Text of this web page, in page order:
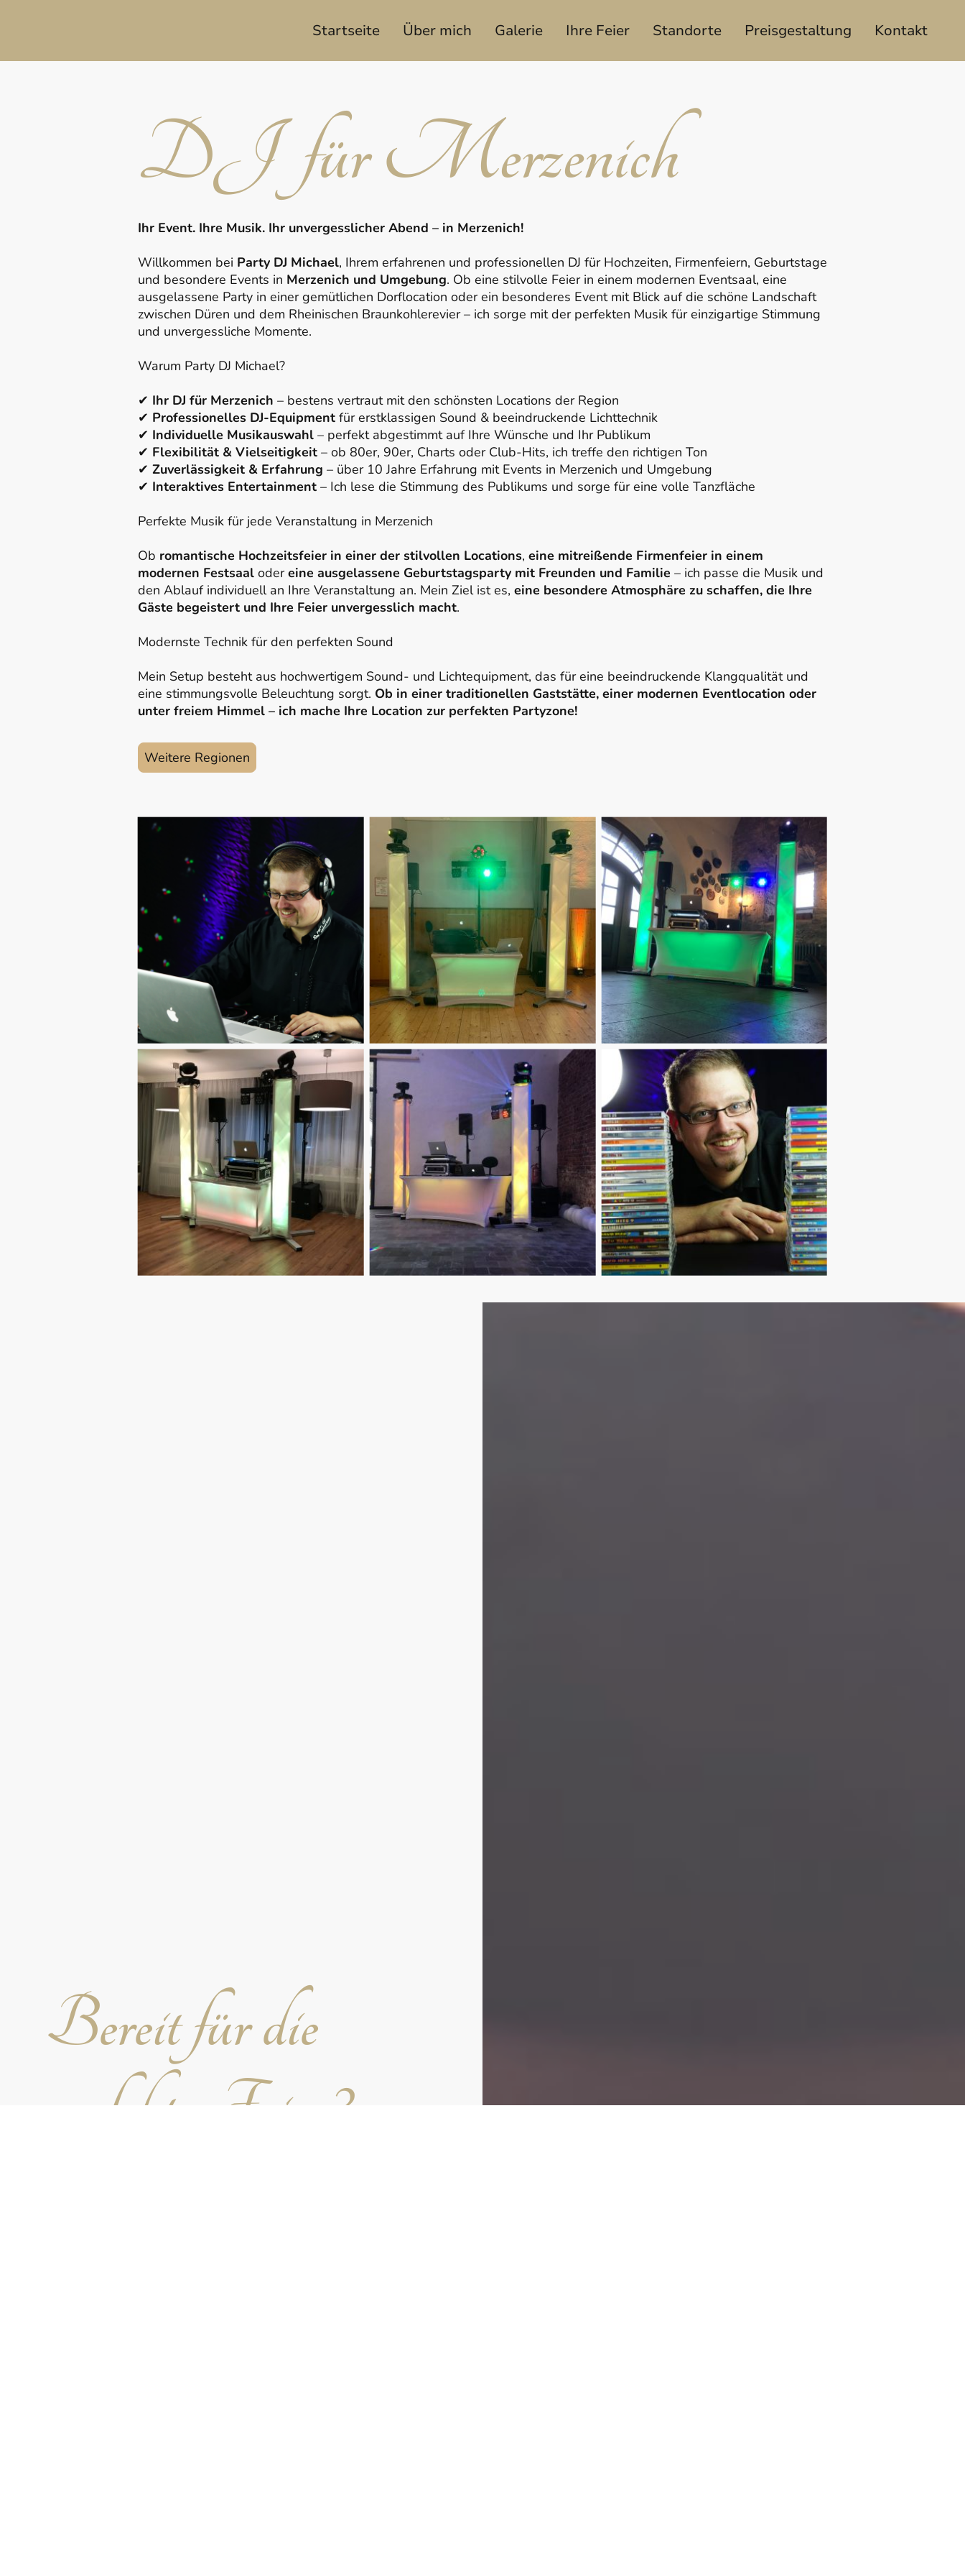
Startseite Über mich Galerie Ihre Feier Standorte Preisgestaltung Kontakt
DJ für Merzenich
Ihr Event. Ihre Musik. Ihr unvergesslicher Abend – in Merzenich!
Willkommen bei Party DJ Michael, Ihrem erfahrenen und professionellen DJ für Hochzeiten, Firmenfeiern, Geburtstage
und besondere Events in Merzenich und Umgebung. Ob eine stilvolle Feier in einem modernen Eventsaal, eine
ausgelassene Party in einer gemütlichen Dorflocation oder ein besonderes Event mit Blick auf die schöne Landschaft
zwischen Düren und dem Rheinischen Braunkohlerevier – ich sorge mit der perfekten Musik für einzigartige Stimmung
und unvergessliche Momente.
Warum Party DJ Michael?
✔ Ihr DJ für Merzenich – bestens vertraut mit den schönsten Locations der Region
✔ Professionelles DJ-Equipment für erstklassigen Sound & beeindruckende Lichttechnik
✔ Individuelle Musikauswahl – perfekt abgestimmt auf Ihre Wünsche und Ihr Publikum
✔ Flexibilität & Vielseitigkeit – ob 80er, 90er, Charts oder Club-Hits, ich treffe den richtigen Ton
✔ Zuverlässigkeit & Erfahrung – über 10 Jahre Erfahrung mit Events in Merzenich und Umgebung
✔ Interaktives Entertainment – Ich lese die Stimmung des Publikums und sorge für eine volle Tanzfläche
Perfekte Musik für jede Veranstaltung in Merzenich
Ob romantische Hochzeitsfeier in einer der stilvollen Locations, eine mitreißende Firmenfeier in einem
modernen Festsaal odereine ausgelassene Geburtstagsparty mit Freunden und Familie – ich passe die Musik und
den Ablauf individuell an Ihre Veranstaltung an. Mein Ziel ist es, eine besondere Atmosphäre zu schaffen, die Ihre
Gäste begeistert und Ihre Feier unvergesslich macht.
Modernste Technik für den perfekten Sound
Mein Setup besteht aus hochwertigem Sound- und Lichtequipment, das für eine beeindruckende Klangqualität und
eine stimmungsvolle Beleuchtung sorgt. Ob in einer traditionellen Gaststätte, einer modernen Eventlocation oder
unter freiem Himmel – ich mache Ihre Location zur perfekten Partyzone!
Weitere Regionen
Bereit für die
perfekte Feier?